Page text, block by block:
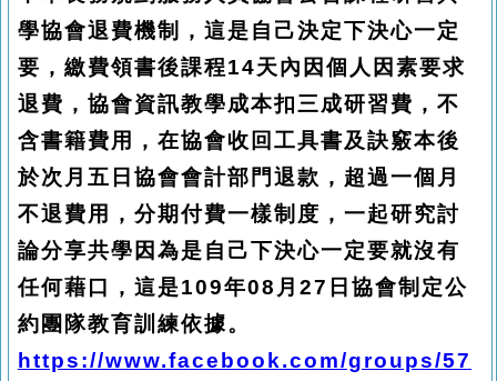
學協會退費機制，這是自己決定下決心一定
要，繳費領書後課程14天內因個人因素要求
退費，協會資訊教學成本扣三成研習費，不
含書籍費用，在協會收回工具書及訣竅本後
於次月五日協會會計部門退款，超過一個月
不退費用，分期付費一樣制度，一起研究討
論分享共學因為是自己下決心一定要就沒有
任何藉口，這是109年08月27日協會制定公
約團隊教育訓練依據。
https://www.facebook.com/groups/57